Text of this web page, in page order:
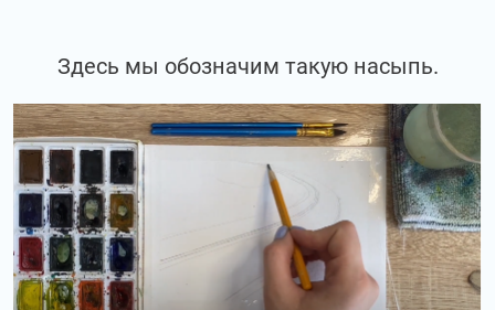
Здесь мы обозначим такую насыпь.